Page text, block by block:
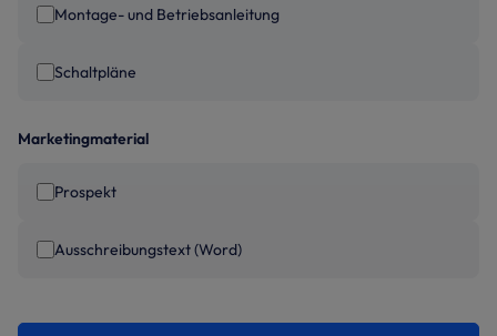
Montage- und Betriebsanleitung
Schaltpläne
Marketingmaterial
Prospekt
Ausschreibungstext (Word)